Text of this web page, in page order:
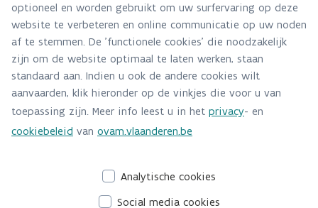
Via contact formulier
Alle contactgegevens
Adres
Stationsstraat 110
2800 Mechelen
Route en bereikbaarheid
optioneel en worden gebruikt om uw surfervaring op deze
website te verbeteren en online communicatie op uw noden
af te stemmen. De 'functionele cookies' die noodzakelijk
zijn om de website optimaal te laten werken, staan
standaard aan. Indien u ook de andere cookies wilt
aanvaarden, klik hieronder op de vinkjes die voor u van
toepassing zijn. Meer info leest u in het privacy- en
cookiebeleid van ovam.vlaanderen.be
Analytische cookies
Social media cookies